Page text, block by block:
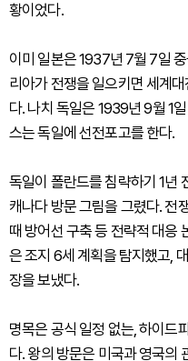
황이었다.
이미 일본은 1937년 7월 7일
리아가 전쟁을 일으키면 세계
다. 나치 독일은 1939년 9월 1
스는 독일에 선전포고를 한다.
독일이 폴란드를 침략하기 1년
캐나다 방문 그림을 그렸다. 전
때 방어선 구축 등 전략적 대응
은 조지 6세 계획을 탐지했고,
장을 보냈다.
명목은 공식 일정 없는, 하이드
다. 왕의 방문은 미국과 영국의